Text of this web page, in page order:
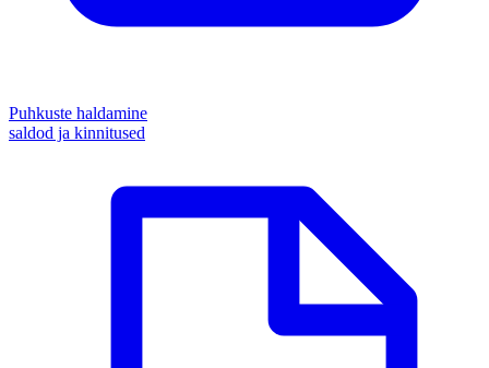
Puhkuste haldamine
saldod ja kinnitused